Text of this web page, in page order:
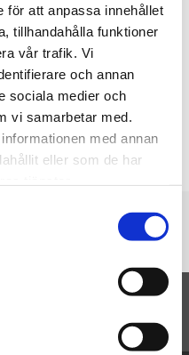
för att anpassa innehållet
tillhandahålla funktioner
vår trafik. Vi
och annan
sociala medier och
vi samarbetar med.
med annan
eller som de har